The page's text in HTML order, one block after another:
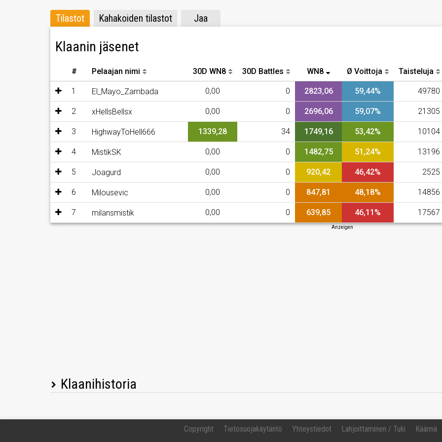
Tilastot Kahakoiden tilastot Jaa
Klaanin jäsenet
# Pelaajan nimi 30D WN8 30D Battles WN8 Ø Voittoja Taisteluja
1 El_Mayo_Zambada 0,00 0 2823,06 59,44% 49780
2 xHellsBellsx 0,00 0 2696,06 59,07% 21305
3 HighwayToHell666 1339,28 34 1749,16 53,42% 10104
4 MistikSK 0,00 0 1482,75 51,24% 13196
5 Joagurd 0,00 0 920,42 46,42% 2525
6 Milousevic 0,00 0 847,81 48,18% 14856
7 milansmistik 0,00 0 639,85 46,11% 17567
Anzeigen
Klaanihistoria
Copyright Tietosuojakäytäntö Yhteystiedot Lahjoittaminen / Tuki Käännä